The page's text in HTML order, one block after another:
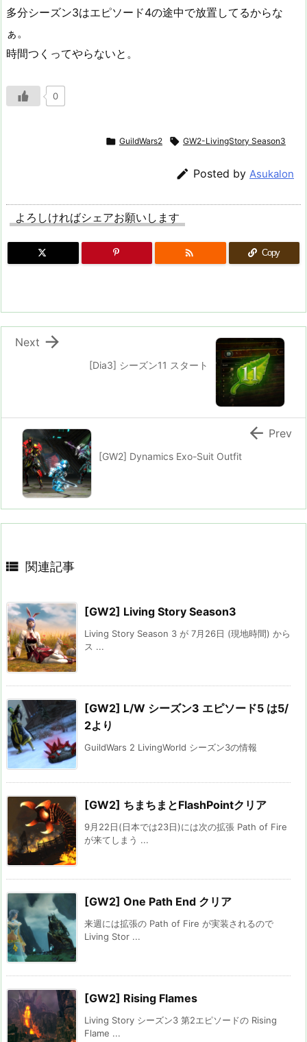
多分シーズン3はエピソード4の途中で放置してるからな
ぁ。
時間つくってやらないと。
0
 GuildWars2  GW2-LivingStory Season3
 Posted by Asukalon
よろしければシェアお願いします
 Copy
[Dia3] シーズン11 スタート

Next
[GW2] Dynamics Exo-Suit Outfit
 Prev
 関連記事
[GW2] Living Story Season3
Living Story Season 3 が 7月26日 (現地時間) から
ス ...
[GW2] L/W シーズン3 エピソード5 は5/
2より
GuildWars 2 LivingWorld シーズン3の情報
[GW2] ちまちまとFlashPointクリア
9月22日(日本では23日)には次の拡張 Path of Fire
が来てしまう ...
[GW2] One Path End クリア
来週には拡張の Path of Fire が実装されるので
Living Stor ...
[GW2] Rising Flames
Living Story シーズン3 第2エピソードの Rising
Flame ...